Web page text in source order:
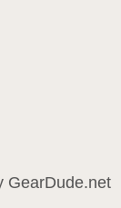
GearDude.net